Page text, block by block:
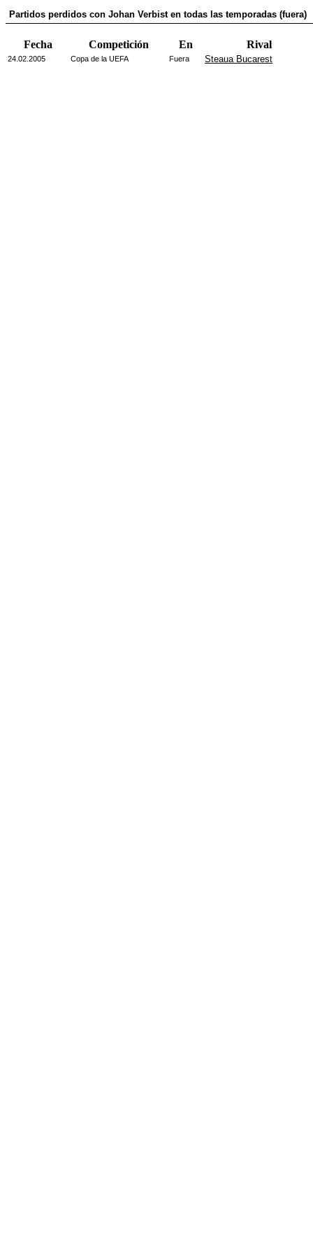
Partidos perdidos con Johan Verbist en todas las temporadas (fuera)
Fecha Competición En Rival
24.02.2005 Copa de la UEFA Fuera Steaua Bucarest